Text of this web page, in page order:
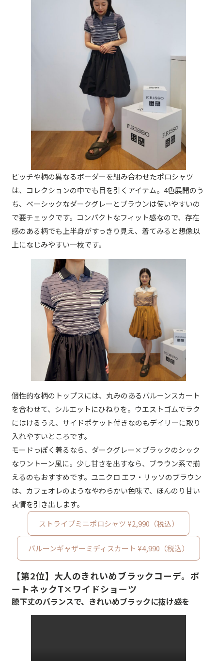
ピッチや柄の異なるボーダーを組み合わせたポロシャツ
は、コレクションの中でも目を引くアイテム。4色展開のう
ち、ベーシックなダークグレーとブラウンは使いやすいの
で要チェックです。コンパクトなフィット感なので、存在
感のある柄でも上半身がすっきり見え、着てみると想像以
上になじみやすい一枚です。
個性的な柄のトップスには、丸みのあるバルーンスカート
を合わせて、シルエットにひねりを。ウエストゴムでラク
にはけるうえ、サイドポケット付きなのもデイリーに取り
入れやすいところです。
モードっぽく着るなら、ダークグレー×ブラックのシック
なワントーン風に。少し甘さを出すなら、ブラウン系で揃
えるのもおすすめです。ユニクロ エフ・リッソのブラウン
は、カフェオレのようなやわらかい色味で、ほんのり甘い
表情を引き出します。
ストライプミニポロシャツ ¥2,990（税込）
バルーンギャザーミディスカート ¥4,990（税込）
【第2位】大人のきれいめブラックコーデ。ボ
ートネックT×ワイドショーツ
膝下丈のバランスで、きれいめブラックに抜け感を